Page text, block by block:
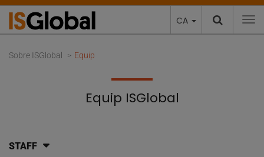
CA
Sobre ISGlobal Equip
Equip ISGlobal
STAFF